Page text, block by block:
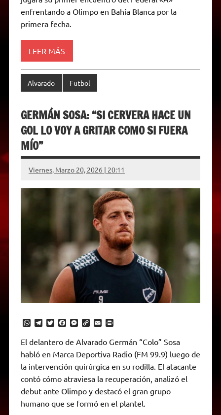
A
p
p
r
a
m
e
r
o
k
n
g
n
F
r
enfrentando a Olimpo en Bahía Blanca por la
primera fecha.
LEER MÁS
Alvarado Futbol
GERMÁN SOSA: “SI CERVERA HACE UN
GOL LO VOY A GRITAR COMO SI FUERA
MÍO”
Viernes, Marzo 20, 2026 | 20:11
W
a
t
s
A
p
p
T
e
g
a
m
T
t
t
r
F
c
e
b
o
o
k
M
s
s
e
g
e
C
y
L
i
n
k
E
a
i
l
P
i
n
t
r
i
n
d
l
El delantero de Alvarado Germán “Colo” Sosa
habló en Marca Deportiva Radio (FM 99.9) luego de
la intervención quirúrgica en su rodilla. El atacante
contó cómo atraviesa la recuperación, analizó el
debut ante Olimpo y destacó el gran grupo
humano que se formó en el plantel.